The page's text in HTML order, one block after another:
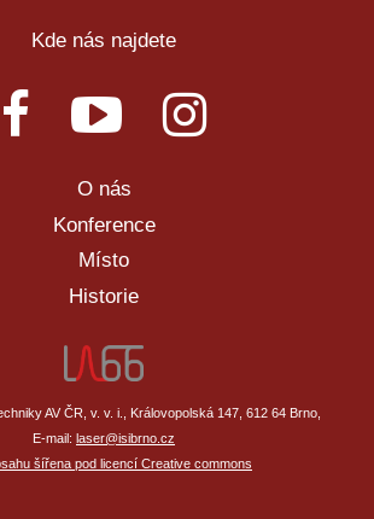
Kde nás najdete
O nás
Konference
Místo
Historie
AV ČR, v. v. i., Královopolská 147, 612 64 Brno,
E-mail: laser@isibrno.cz
šířena pod licencí Creative commons